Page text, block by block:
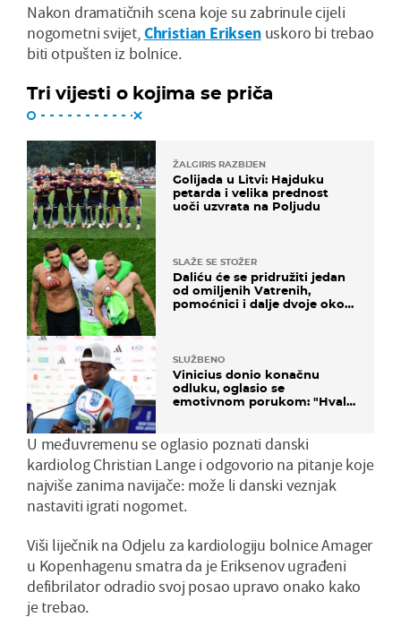
Nakon dramatičnih scena koje su zabrinule cijeli
nogometni svijet,Christian Eriksenuskoro bi trebao
biti otpušten iz bolnice.
Tri vijesti o kojima se priča
ŽALGIRIS RAZBIJEN
Golijada u Litvi: Hajduku
petarda i velika prednost
uoči uzvrata na Poljudu
SLAŽE SE STOŽER
Daliću će se pridružiti jedan
od omiljenih Vatrenih,
pomoćnici i dalje dvoje oko
SLUŽBENO
Vinicius donio konačnu
odluku, oglasio se
emotivnom porukom: "Hvala
U međuvremenu se oglasio poznati danski
kardiolog Christian Lange i odgovorio na pitanje koje
najviše zanima navijače: može li danski veznjak
nastaviti igrati nogomet.
Viši liječnik na Odjelu za kardiologiju bolnice Amager
u Kopenhagenu smatra da je Eriksenov ugrađeni
defibrilator odradio svoj posao upravo onako kako
je trebao.